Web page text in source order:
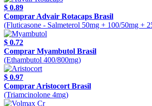
$ 0.89
Comprar Advair Rotacaps Brasil
(Fluticasone - Salmeterol 50mg + 100/50mg +
$ 0.72
Comprar Myambutol Brasil
(Ethambutol 400/800mg)
$ 0.97
Comprar Aristocort Brasil
(Triamcinolone 4mg)